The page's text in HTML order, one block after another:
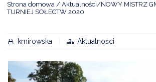
Strona domowa Aktualności
NOWY MISTRZ
TURNIEJ SOŁECTW 2020
kmirowska Aktualności